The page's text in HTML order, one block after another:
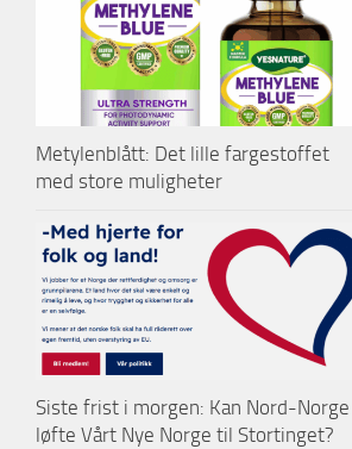
Metylenblått: Det lille fargestoffet
med store muligheter
Siste frist i morgen: Kan Nord-Norge
løfte Vårt Nye Norge til Stortinget?